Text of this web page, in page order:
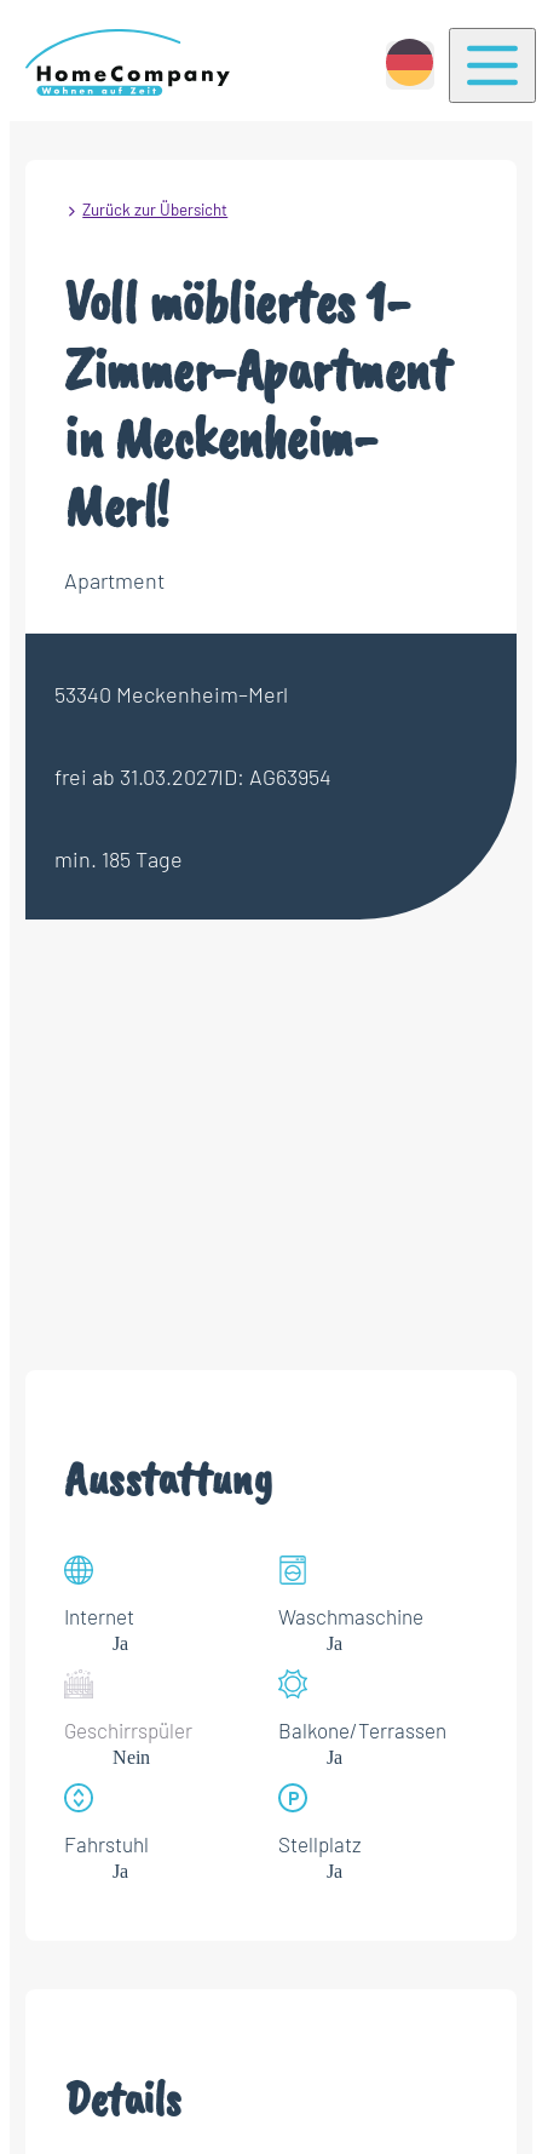
Zurück zur Übersicht
Voll möbliertes 1-
Zimmer-Apartment
in Meckenheim-
Merl!
Apartment
53340 Meckenheim–Merl
frei ab 31.03.2027ID: AG63954
min. 185 Tage
Ausstattung
Internet
Ja
Waschmaschine
Ja
Geschirrspüler
Nein
Balkone/Terrassen
Ja
Fahrstuhl
Ja
Stellplatz
Ja
Details